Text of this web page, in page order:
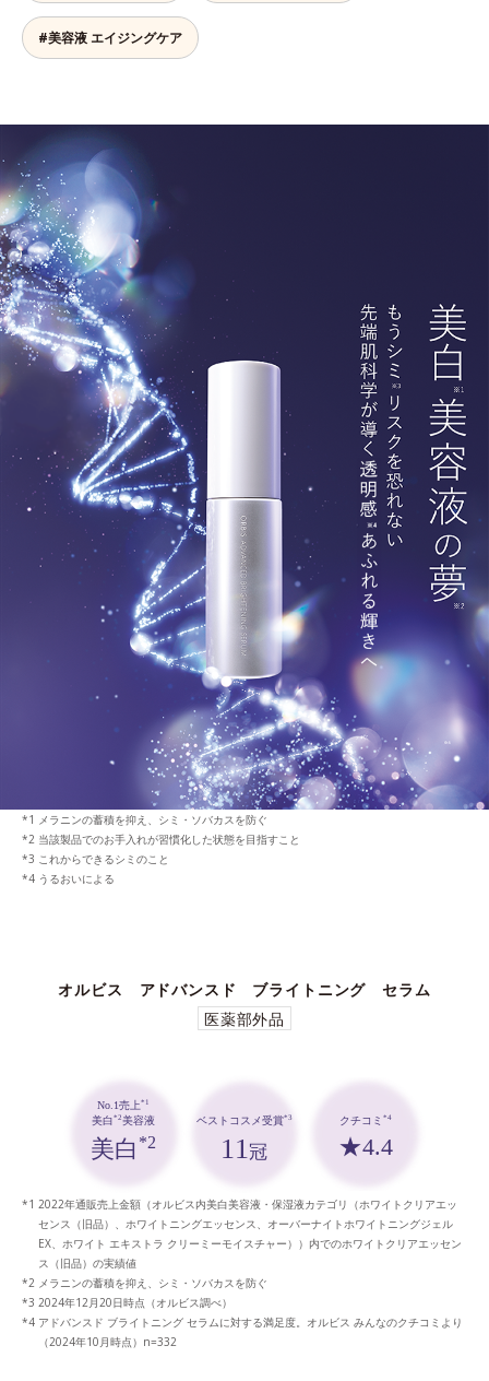
#美容液 エイジングケア
メラニンの蓄積を抑え、シミ・ソバカスを防ぐ
当該製品でのお手入れが習慣化した状態を目指すこと
これからできるシミのこと
うるおいによる
オルビス アドバンスド ブライトニング セラム
医薬部外品
No.1売上*1
美白*2美容液
美白 *2
ベストコスメ受賞*3
11冠
クチコミ *4
★4.4
2022年通販売上金額（オルビス内美白美容液・保湿液カテゴリ（ホワイトクリアエッ
センス（旧品）、ホワイトニングエッセンス、オーバーナイトホワイトニングジェル
EX、ホワイト エキストラ クリーミーモイスチャー））内でのホワイトクリアエッセン
ス（旧品）の実績値
メラニンの蓄積を抑え、シミ・ソバカスを防ぐ
2024年12月20日時点（オルビス調べ）
アドバンスド ブライトニング セラムに対する満足度。オルビス みんなのクチコミより
（2024年10月時点）n=332